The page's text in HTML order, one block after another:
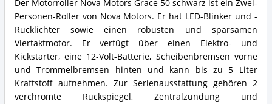
Der Motorroller Nova Motors Grace 50 schwarz ist ein Zwei-
Personen-Roller von Nova Motors. Er hat LED-Blinker und -
Rücklichter sowie einen robusten und sparsamen
Viertaktmotor. Er verfügt über einen Elektro- und
Kickstarter, eine 12-Volt-Batterie, Scheibenbremsen vorne
und Trommelbremsen hinten und kann bis zu 5 Liter
Kraftstoff aufnehmen. Zur Serienausstattung gehören 2
verchromte Rückspiegel, Zentralzündung und